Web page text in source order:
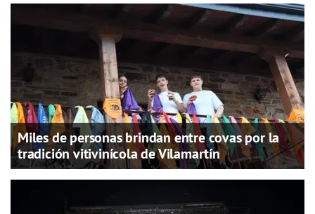
Miles de personas brindan entre covas por la
tradición vitivinícola de Vilamartín